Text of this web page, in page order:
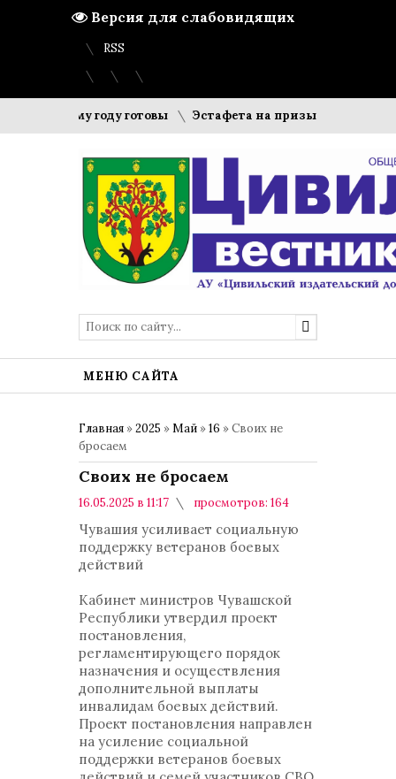
Версия для слабовидящих
Вход Регистрация
Карта сайта
RSS
учебному году готовы Эстафета на призы газеты
МЕНЮ САЙТА
Главная »2025 »Май »16 » Своих не
бросаем
Своих не бросаем
16.05.2025 в 11:17
просмотров: 164
Чувашия усиливает социальную
поддержку ветеранов боевых
действий
Кабинет министров Чувашской
Республики утвердил проект
постановления,
регламентирующего порядок
назначения и осуществления
дополнительной выплаты
инвалидам боевых действий.
Проект постановления направлен
на усиление социальной
поддержки ветеранов боевых